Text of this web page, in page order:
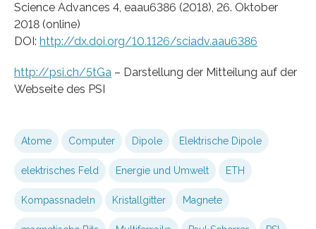
Science Advances 4, eaau6386 (2018), 26. Oktober
2018 (online)
DOI: http://dx.doi.org/10.1126/sciadv.aau6386
http://psi.ch/5tGa – Darstellung der Mitteilung auf der
Webseite des PSI
Atome Computer Dipole Elektrische Dipole
elektrisches Feld Energie und Umwelt ETH
Kompassnadeln Kristallgitter Magnete